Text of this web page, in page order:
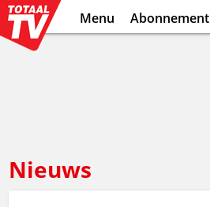
Menu Abonnement
Nieuws